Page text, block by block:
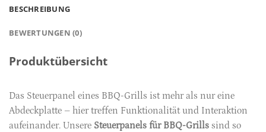
BESCHREIBUNG
BEWERTUNGEN (0)
Produktübersicht
Das Steuerpanel eines BBQ-Grills ist mehr als nur eine
Abdeckplatte – hier treffen Funktionalität und Interaktion
aufeinander. Unsere Steuerpanels für BBQ-Grills sind so